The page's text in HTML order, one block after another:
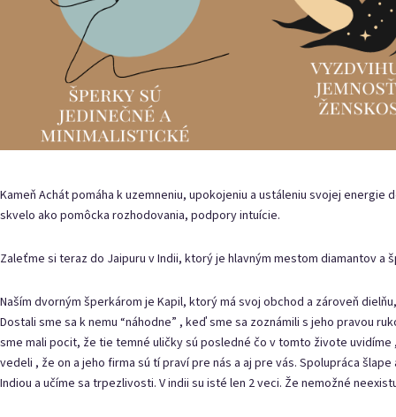
Kameň Achát pomáha k uzemneniu, upokojeniu a ustáleniu svojej
skvelo ako pomôcka rozhodovania, podpory intuície.
Zaleťme si teraz do Jaipuru v Indii, ktorý je hlavným mestom diamantov a
Naším dvorným šperkárom je Kapil, ktorý má svoj obchod a zároveň
Dostali sme sa k nemu “náhodne” , keď sme sa zoznámili s jeho pravou
sme mali pocit, že tie temné uličky sú posledné čo v tomto živote
vedeli , že on a jeho firma sú tí praví pre nás a aj pre vás. Spolupráca
Indiou a učíme sa trpezlivosti. V indii su isté len 2 veci. Že nemožné